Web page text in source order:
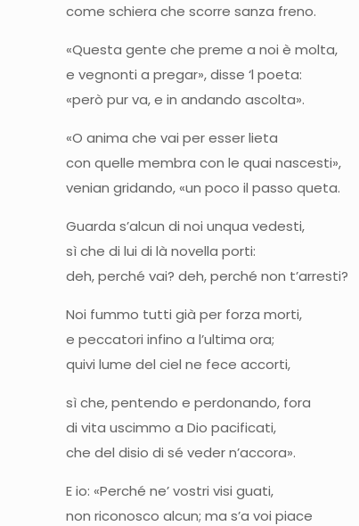
come schiera che scorre sanza freno.
«Questa gente che preme a noi è molta,
e vegnonti a pregar», disse ‘l poeta:
«però pur va, e in andando ascolta».
«O anima che vai per esser lieta
con quelle membra con le quai nascesti»,
venian gridando, «un poco il passo queta.
Guarda s’alcun di noi unqua vedesti,
sì che di lui di là novella porti:
deh, perché vai? deh, perché non t’arresti?
Noi fummo tutti già per forza morti,
e peccatori infino a l’ultima ora;
quivi lume del ciel ne fece accorti,
sì che, pentendo e perdonando, fora
di vita uscimmo a Dio pacificati,
che del disio di sé veder n’accora».
E io: «Perché ne’ vostri visi guati,
non riconosco alcun; ma s’a voi piace